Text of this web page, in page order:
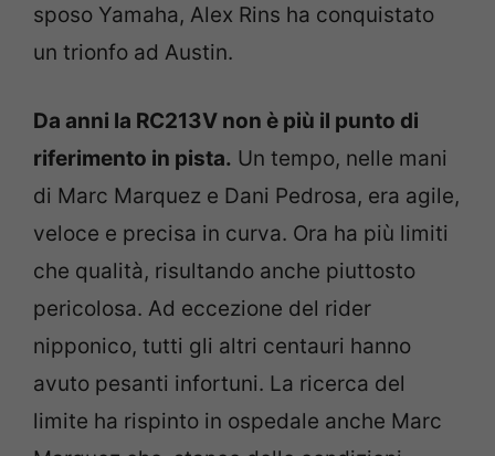
sposo Yamaha, Alex Rins ha conquistato
un trionfo ad Austin.
Da anni la RC213V non è più il punto di
riferimento in pista. Un tempo, nelle mani
di Marc Marquez e Dani Pedrosa, era agile,
veloce e precisa in curva. Ora ha più limiti
che qualità, risultando anche piuttosto
pericolosa. Ad eccezione del rider
nipponico, tutti gli altri centauri hanno
avuto pesanti infortuni. La ricerca del
limite ha rispinto in ospedale anche Marc